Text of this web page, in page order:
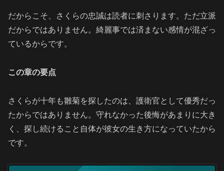
だからこそ、さくらの忠誠は読者に刺さります。ただ立派
だからではありません。綺麗事では済まない感情が混ざっ
ているからです。
この章の要点
さくらが十年も雛菊を探したのは、護衛官として優秀だっ
たからではありません。守れなかった後悔があまりに大き
く、探し続けること自体が彼女の生き方になっていたから
です。